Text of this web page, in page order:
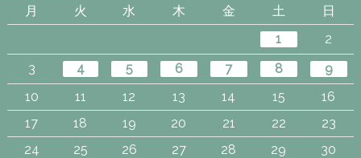
月 火 水 木 金 土
日
1
2
3
4 5 6 7 8
9
10
11 12 13 14 15
16
17
18 19 20 21 22
23
24
25 26 27 28 29
30